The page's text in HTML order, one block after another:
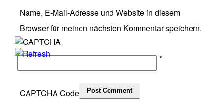
Name, E-Mail-Adresse und Website in diesem
Browser für meinen nächsten Kommentar speichern.
CAPTCHA Code
*